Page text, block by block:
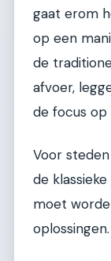
gaat erom
op een
de
afvoer,
de focus op
Voor
de
moet